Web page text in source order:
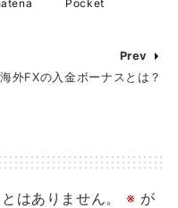
Pocket
Prev
海外FXの入金ボーナスとは？
はありません。 ※ が